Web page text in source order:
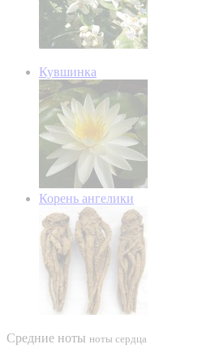
Кувшинка
Корень ангелики
Средние ноты ноты сердца